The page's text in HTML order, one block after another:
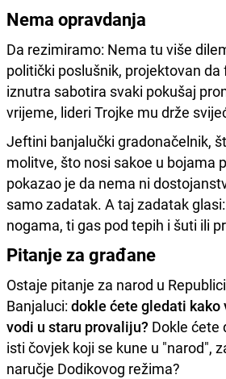
Nema opravdanja
Da rezimiramo: Nema tu više
politički poslušnik, projektovan
iznutra sabotira svaki pokušaj
vrijeme, lideri Trojke mu drže
Jeftini banjalučki gradonačelnik,
molitve, što nosi sakoe u bojama
pokazao je da nema ni
samo zadatak. A taj zadatak
nogama, ti gas pod tepih i šuti ili
Pitanje za građane
Ostaje pitanje za narod u
Banjaluci: dokle ćete gledati
vodi u staru provaliju? Dokle ćete
isti čovjek koji se kune u "narod",
naručje Dodikovog režima?